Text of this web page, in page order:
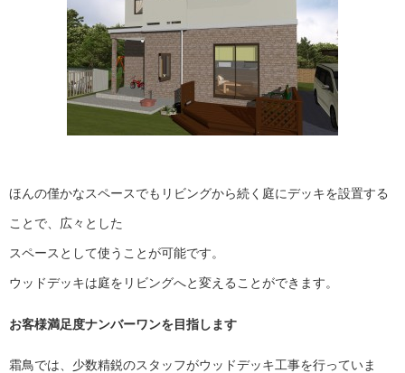
ほんの僅かなスペースでもリビングから続く庭にデッキを設置する
ことで、広々とした
スペースとして使うことが可能です。
ウッドデッキは庭をリビングへと変えることができます。
お客様満足度ナンバーワンを目指します
霜鳥では、少数精鋭のスタッフがウッドデッキ工事を行っていま